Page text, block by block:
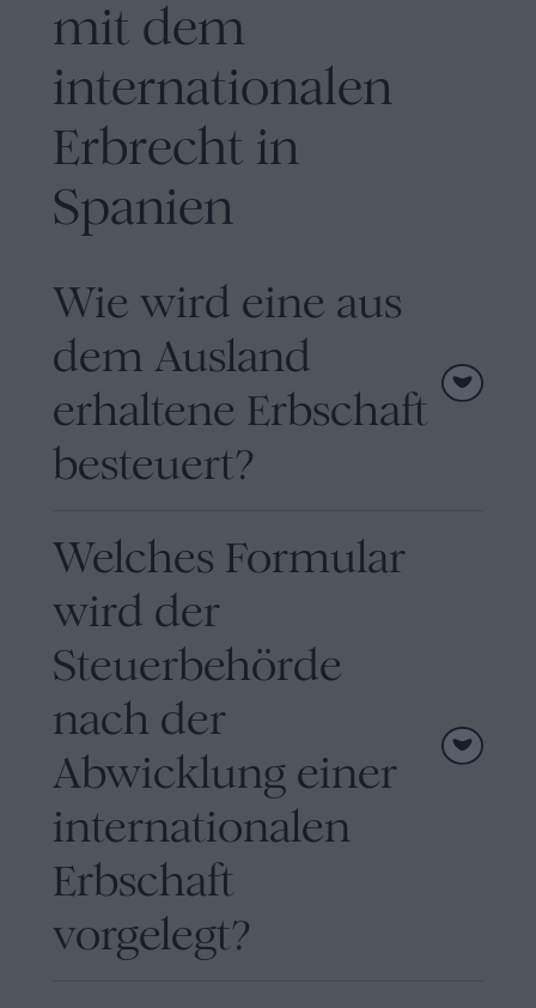
mit dem
internationalen
Erbrecht in
Spanien
Wie wird eine aus
dem Ausland
erhaltene Erbschaft
besteuert?
Welches Formular
wird der
Steuerbehörde
nach der
Abwicklung einer
internationalen
Erbschaft
vorgelegt?